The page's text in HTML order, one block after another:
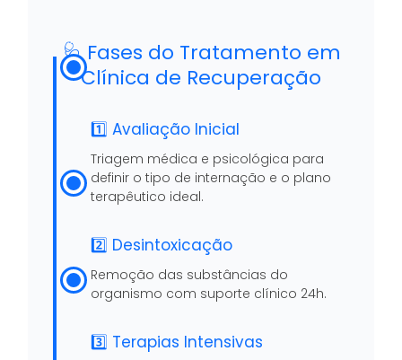
🩺 Fases do Tratamento em
Clínica de Recuperação
1️⃣ Avaliação Inicial
Triagem médica e psicológica para
definir o tipo de internação e o plano
terapêutico ideal.
2️⃣ Desintoxicação
Remoção das substâncias do
organismo com suporte clínico 24h.
3️⃣ Terapias Intensivas